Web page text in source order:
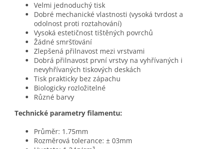
Velmi jednoduchý tisk
Dobré mechanické vlastnosti (vysoká tvrdost a
odolnost proti roztahování)
Vysoká estetičnost tištěných povrchů
Žádné smršťování
Zlepšená přilnavost mezi vrstvami
Dobrá přilnavost první vrstvy na vyhřívaných i
nevyhřívaných tiskových deskách
Tisk prakticky bez zápachu
Biologicky rozložitelné
Různé barvy
Technické parametry filamentu:
Průměr: 1.75mm
Rozměrová tolerance: ± 03mm